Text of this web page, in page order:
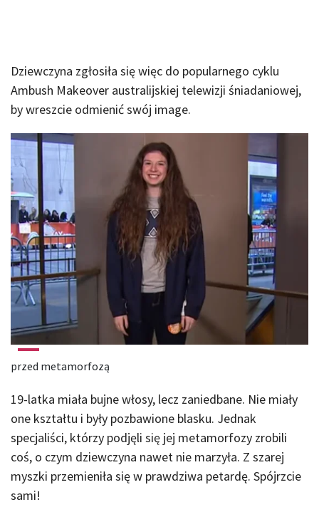
Dziewczyna zgłosiła się więc do popularnego cyklu
Ambush Makeover australijskiej telewizji śniadaniowej,
by wreszcie odmienić swój image.
przed metamorfozą
19-latka miała bujne włosy, lecz zaniedbane. Nie miały
one kształtu i były pozbawione blasku. Jednak
specjaliści, którzy podjęli się jej metamorfozy zrobili
coś, o czym dziewczyna nawet nie marzyła. Z szarej
myszki przemieniła się w prawdziwa petardę. Spójrzcie
sami!